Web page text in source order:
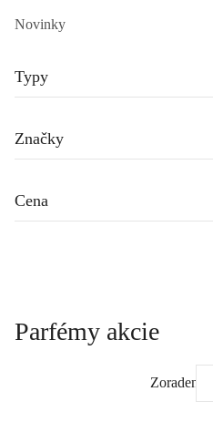
Novinky
Typy
Značky
Cena
Parfémy akcie
Zoradenie: